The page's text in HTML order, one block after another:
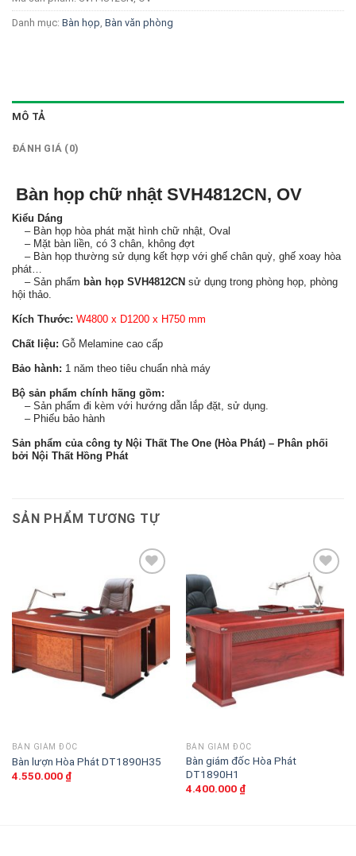
Danh mục: Bàn họp Bàn văn phòng
MÔ TẢ
ĐÁNH GIÁ (0)
Bàn họp chữ nhật SVH4812CN, OV
Kiểu Dáng
– Bàn họp hòa phát mặt hình chữ nhật, Oval
– Mặt bàn liền, có 3 chân, không đợt
– Bàn họp thường sử dụng kết hợp với ghế chân quỳ, ghế xoay hòa
phát…
– Sản phẩm bàn họp SVH4812CN sử dụng trong phòng họp, phòng
hội thảo.
Kích Thước: W4800 x D1200 x H750 mm
Chất liệu: Gỗ Melamine cao cấp
Bảo hành: 1 năm theo tiêu chuẩn nhà máy
Bộ sản phẩm chính hãng gồm:
– Sản phẩm đi kèm với hướng dẫn lắp đặt, sử dụng.
– Phiếu bảo hành
Sản phẩm của công ty Nội Thất The One (Hòa Phát) – Phân phối
bởi Nội Thất Hồng Phát
SẢN PHẨM TƯƠNG TỰ
Thêm
phẩm
yêu
thích
BÀN GIÁM ĐỐC
Bàn lượn Hòa Phát DT1890H35
4.550.000 ₫
Thêm
vào
sản
phẩm
yêu
thích
BÀN GIÁM ĐỐC
Bàn giám đốc Hòa Phát
DT1890H1
4.400.000 ₫